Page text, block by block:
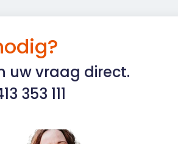
uw vraag direct.
353 111